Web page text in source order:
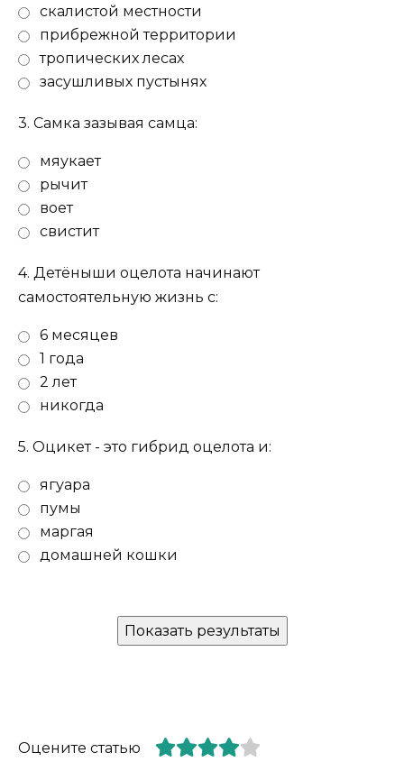
скалистой местности
прибрежной территории
тропических лесах
засушливых пустынях
3. Самка зазывая самца:
мяукает
рычит
воет
свистит
4. Детёныши оцелота начинают
самостоятельную жизнь с:
6 месяцев
1 года
2 лет
никогда
5. Оцикет - это гибрид оцелота и:
ягуара
пумы
маргая
домашней кошки
Оцените статью